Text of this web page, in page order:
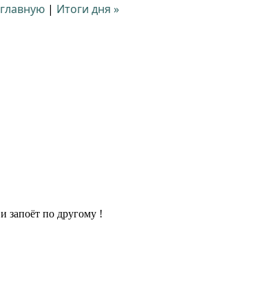
| Итоги дня »